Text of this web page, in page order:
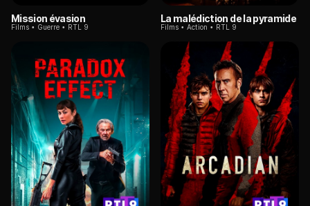
Mission évasion
Films Guerre RTL 9
La malédiction de la pyramide
Films Action RTL 9